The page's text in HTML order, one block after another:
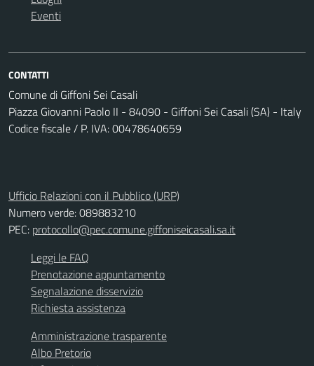
Eventi
CONTATTI
Comune di Giffoni Sei Casali
Piazza Giovanni Paolo II - 84090 - Giffoni Sei Casali (SA) - Italy
Codice fiscale / P. IVA: 00478640659
Ufficio Relazioni con il Pubblico (URP)
Numero verde: 089883210
PEC: protocollo@pec.comune.giffoniseicasali.sa.it
Leggi le FAQ
Prenotazione appuntamento
Segnalazione disservizio
Richiesta assistenza
Amministrazione trasparente
Albo Pretorio